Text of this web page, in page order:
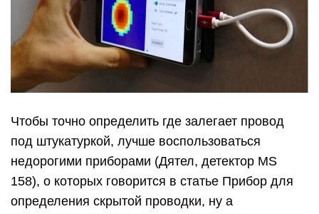
Чтобы точно определить где залегает провод
под штукатуркой, лучше воспользоваться
недорогими приборами (Дятел, детектор MS
158), о которых говорится в статье Прибор для
определения скрытой проводки, ну а